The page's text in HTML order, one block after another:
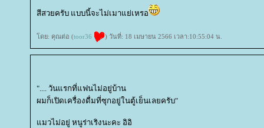
สีสวยครับ แบบนี้จะไม่เมาแย่เหรอ
ดย: คุณต่อ (toor36 ) วันที่: 18 เมษายน 2566 เวลา:10:55:04 น.
".... วันแรกที่แฟนไม่อยู่บ้าน
ผมก็เปิดเครื่องดื่มที่ซุกอยู่ในตู้เย็นเลยครับ"
มวไม่อยู่ หนูร่าเริงนะคะ อิอิ